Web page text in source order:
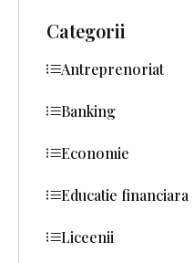
Categorii
Antreprenoriat
Banking
Economie
Educatie financiara
Liceenii